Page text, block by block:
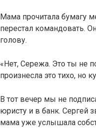
Мама прочитала бумагу
перестал командовать.
голову.
«Нет, Сережа. Это ты не
произнесла это тихо, но
В тот вечер мы не
юристу и в банк. Сергей
мама уже услышала